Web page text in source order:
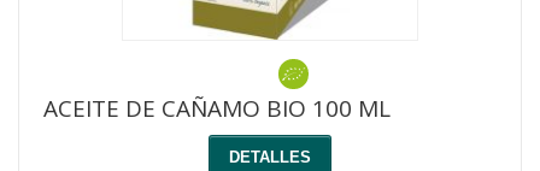
ACEITE DE CAÑAMO BIO 100 ML
DETALLES